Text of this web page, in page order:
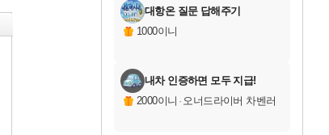
교환.
당첨되셨습니다.
당첨되셨습니다.
당첨되셨습니다.
당첨되셨습니다.
당첨되셨습니다.
당첨되셨습니다.
에디션 (스팀코드)를 교환.
당첨되셨습니다.
대항온 질문 답해주기
1000이니
내차 인증하면 모두 지급!
2000이니 · 오너드라이버 차벤러